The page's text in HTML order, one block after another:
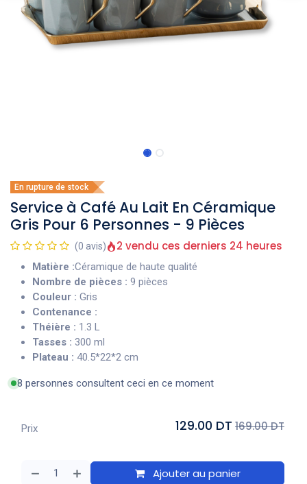
En rupture de stock
Service à Café Au Lait En Céramique
Gris Pour 6 Personnes - 9 Pièces
(0 avis) 2 vendu ces derniers 24 heures
Matière :Céramique de haute qualité
Nombre de pièces : 9 pièces
Couleur : Gris
Contenance :
Théière : 1.3 L
Tasses : 300 ml
Plateau : 40.5*22*2 cm
8 personnes consultent ceci en ce moment
Ajouter au panier
Prix 129.00 DT 169.00 DT